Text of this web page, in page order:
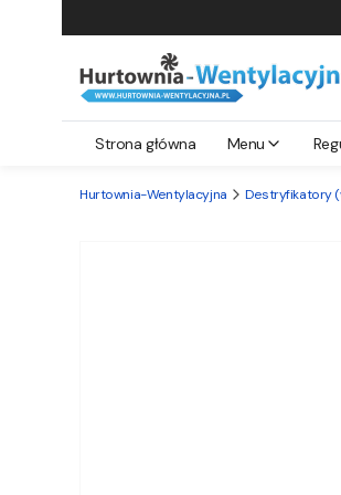
Strona główna Menu
Hurtownia-Wentylacyjna Destryfikatory